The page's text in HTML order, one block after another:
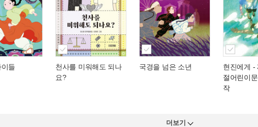
들
천사를 미워해도 되나
요?
국경을 넘은 소년 현진에게 -
절어린이
작
더보기